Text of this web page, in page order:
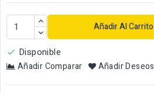
Añadir Al Carrito
 Disponible
Añadir Comparar Añadir Deseos